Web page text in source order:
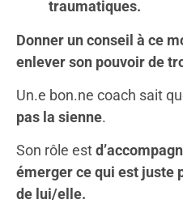
traumatiques.
Donner un conseil à ce
enlever son pouvoir de
Un.e bon.ne coach sait
pas la sienne.
Son rôle est
émerger ce qui est juste
de lui/elle.